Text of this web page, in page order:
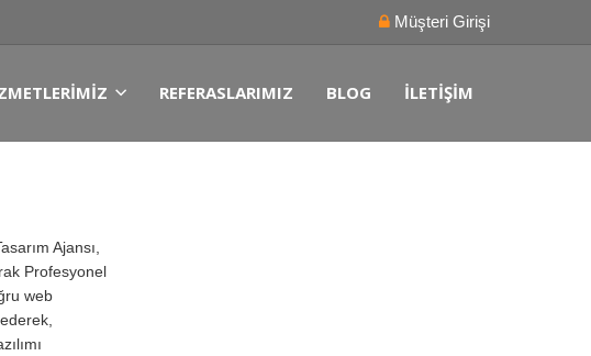
Müşteri Girişi
REFERASLARIMIZ BLOG İLETIŞIM
Ajansı,
Profesyonel
web